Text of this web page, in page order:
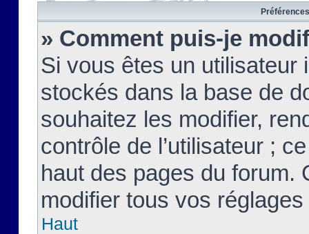
» Comment puis-je
Si vous êtes un
stockés dans la base de
souhaitez les modifier,
contrôle de l’utilisateur ;
haut des pages du forum.
modifier tous vos
Haut